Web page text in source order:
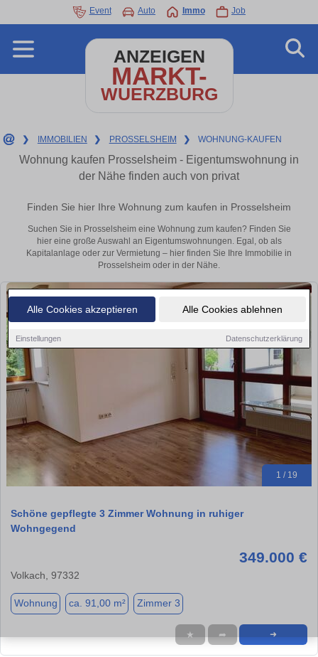
Alle Cookies akzeptieren Alle Cookies ablehnen
Einstellungen Datenschutzerklärung
Event Auto Immo Job
ANZEIGEN
MARKT-
WUERZBURG
❯ IMMOBILIEN ❯ PROSSELSHEIM ❯ WOHNUNG-KAUFEN
Wohnung kaufen Prosselsheim - Eigentumswohnung in
der Nähe finden auch von privat
Finden Sie hier Ihre Wohnung zum kaufen in Prosselsheim
Suchen Sie in Prosselsheim eine Wohnung zum kaufen? Finden Sie
hier eine große Auswahl an Eigentumswohnungen. Egal, ob als
Kapitalanlage oder zur Vermietung – hier finden Sie Ihre Immobilie in
Prosselsheim oder in der Nähe.
1 / 19
Schöne gepflegte 3 Zimmer Wohnung in ruhiger
Wohngegend
349.000 €
Volkach, 97332
Wohnung ca. 91,00 m² Zimmer 3
★ ➦ ➜